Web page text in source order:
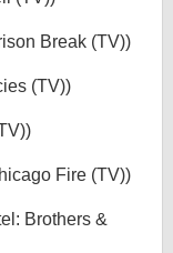
Break (TV))
(TV))
Fire (TV))
Brothers &